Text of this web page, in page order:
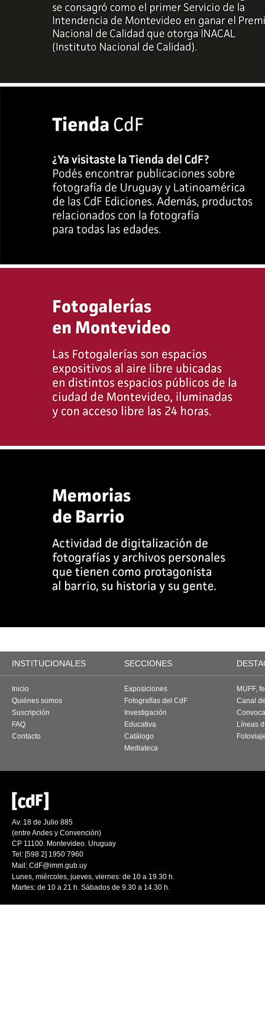
INSTITUCIONALES SECCIONES
Inicio
Quiénes somos
Suscripción
FAQ
Contacto
Exposiciones
Fotografías del CdF
Investigación
Educativa
Catálogo
Mediateca
MUFF,
Canal
Líneas
Av. 18 de Julio 885
(entre Andes y Convención)
CP 11100. Montevideo. Uruguay
Tel: [598 2] 1950 7960
Mail: CdF@imm.gub.uy
Lunes, miércoles, jueves, viernes: de 10 a 19.30 h.
Martes: de 10 a 21 h. Sábados de 9.30 a 14.30 h.